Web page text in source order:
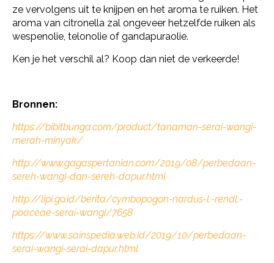
ze vervolgens uit te knijpen en het aroma te ruiken. Het
aroma van citronella zal ongeveer hetzelfde ruiken als
wespenolie, telonolie of gandapuraolie.
Ken je het verschil al? Koop dan niet de verkeerde!
Bronnen:
https://bibitbunga.com/product/tanaman-serai-wangi-
merah-minyak/
http://www.gagaspertanian.com/2019/08/perbedaan-
sereh-wangi-dan-sereh-dapur.html
http://lipi.go.id/berita/cymbopogon-nardus-l.-rendl.-
poaceae-serai-wangi/7658
https://www.sainspedia.web.id/2019/10/perbedaan-
serai-wangi-serai-dapur.html